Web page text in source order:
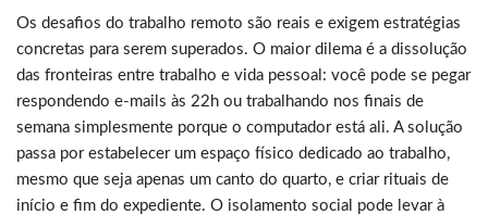
Os desafios do trabalho remoto são reais e exigem estratégias
concretas para serem superados. O maior dilema é a dissolução
das fronteiras entre trabalho e vida pessoal: você pode se pegar
respondendo e-mails às 22h ou trabalhando nos finais de
semana simplesmente porque o computador está ali. A solução
passa por estabelecer um espaço físico dedicado ao trabalho,
mesmo que seja apenas um canto do quarto, e criar rituais de
início e fim do expediente. O isolamento social pode levar à